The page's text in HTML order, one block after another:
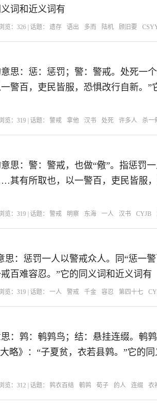
词和近义词有
览： 326 | 话题： 遗存 语出 多而 陆机 顾旧要
思：惩：惩罚；警：警戒。处死一
警百，吏民皆服，恐惧改行自新。
览： 319 | 话题： 警戒 拿他 汉书 处死 许多人 杀一
思：警：警戒，也做“儆”。指惩罚
其有所取也，以一警百，吏民皆服
览： 319 | 话题： 警戒 明察 东海 一人 汉书 CYJB
思：惩罚一人以警戒众人。同“惩一
百难容忍。”它的同义词和近义词有
览： 319 | 话题： 一人 警戒 千金 容忍 第四十七
：鹑：鹌鹑鸟；结：悬挂连缀。鹌
略》：“子夏贫，衣若县鹑。”它的
览： 312 | 话题： 鹑衣百结 鹌鹑 荀子 的人 连缀 衣